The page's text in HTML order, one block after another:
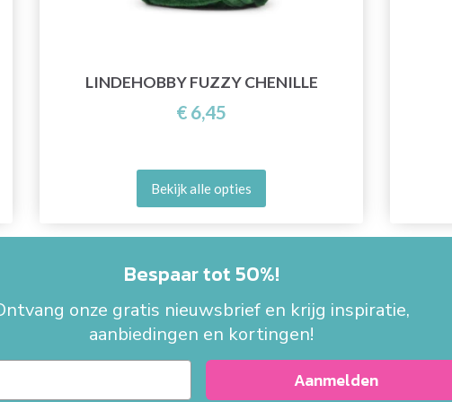
LINDEHOBBY FUZZY CHENILLE
€ 6,45
Bekijk alle opties
Bespaar tot 50%!
onze gratis nieuwsbrief en krijg inspiratie,
aanbiedingen en kortingen!
Aanmelden